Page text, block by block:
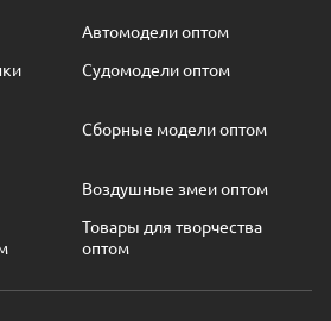
Автомодели оптом
Судомодели оптом
Сборные модели оптом
Воздушные змеи оптом
Товары для творчества
оптом